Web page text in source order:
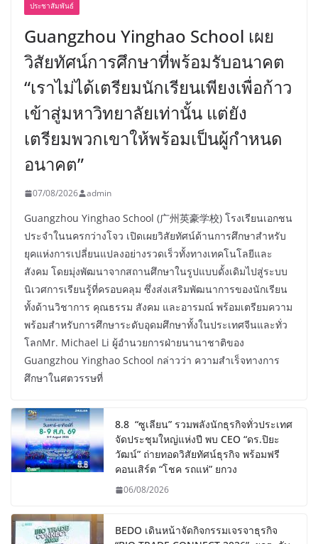
ประชาสัมพันธ์
Guangzhou Yinghao School เผย
วิสัยทัศน์การศึกษาที่พร้อมรับอนาคต
“เราไม่ได้เตรียมนักเรียนเพียงเพื่อก้าว
เข้าสู่มหาวิทยาลัยเท่านั้น แต่ยัง
เตรียมพวกเขาให้พร้อมเป็นผู้กำหนด
อนาคต”
07/08/2026 admin
Guangzhou Yinghao School (广州英豪学校) โรงเรียนเอกชน
ประจำในนครกว่างโจว เปิดเผยวิสัยทัศน์ด้านการศึกษาสำหรับ
ยุคแห่งการเปลี่ยนแปลงอย่างรวดเร็วทั้งทางเทคโนโลยีและ
สังคม โดยมุ่งพัฒนาจากสถานศึกษาในรูปแบบดั้งเดิมไปสู่ระบบ
นิเวศการเรียนรู้ที่ครอบคลุม ซึ่งส่งเสริมพัฒนาการของนักเรียน
ทั้งด้านวิชาการ คุณธรรม สังคม และอารมณ์ พร้อมเตรียมความ
พร้อมสำหรับการศึกษาระดับอุดมศึกษาทั้งในประเทศจีนและทั่ว
โลกMr. Michael Li ผู้อำนวยการฝ่ายนานาชาติของ
Guangzhou Yinghao School กล่าวว่า ความสำเร็จทางการ
ศึกษาในศตวรรษที่
8.8 “ซูเลียน” รวมพลังนักธุรกิจทั่วประเทศ
จัดประชุมใหญ่แห่งปี พบ CEO “ดร.ปิยะ
วัฒน์” ถ่ายทอดวิสัยทัศน์ธุรกิจ พร้อมฟรี
คอนเสิร์ต “โชค รถแห่” ยกวง
06/08/2026
BEDO เดินหน้าจัดกิจกรรมเจรจาธุรกิจ